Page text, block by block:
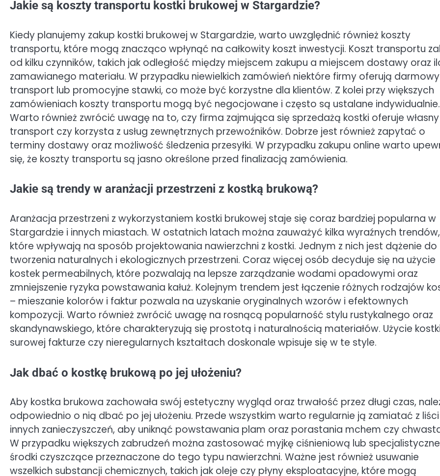
Jakie są koszty transportu kostki brukowej w Stargardzie?
Kiedy planujemy zakup kostki brukowej w Stargardzie, warto uwzględnić również koszty
transportu, które mogą znacząco wpłynąć na całkowity koszt inwestycji. Koszt transportu
od kilku czynników, takich jak odległość między miejscem zakupu a miejscem dostawy oraz
zamawianego materiału. W przypadku niewielkich zamówień niektóre firmy oferują darmowy
transport lub promocyjne stawki, co może być korzystne dla klientów. Z kolei przy większych
zamówieniach koszty transportu mogą być negocjowane i często są ustalane indywidualnie.
Warto również zwrócić uwagę na to, czy firma zajmująca się sprzedażą kostki oferuje własny
transport czy korzysta z usług zewnętrznych przewoźników. Dobrze jest również zapytać o
terminy dostawy oraz możliwość śledzenia przesyłki. W przypadku zakupu online warto
się, że koszty transportu są jasno określone przed finalizacją zamówienia.
Jakie są trendy w aranżacji przestrzeni z kostką brukową?
Aranżacja przestrzeni z wykorzystaniem kostki brukowej staje się coraz bardziej popularna w
Stargardzie i innych miastach. W ostatnich latach można zauważyć kilka wyraźnych trendów,
które wpływają na sposób projektowania nawierzchni z kostki. Jednym z nich jest dążenie do
tworzenia naturalnych i ekologicznych przestrzeni. Coraz więcej osób decyduje się na użycie
kostek permeabilnych, które pozwalają na lepsze zarządzanie wodami opadowymi oraz
zmniejszenie ryzyka powstawania kałuż. Kolejnym trendem jest łączenie różnych rodzajów
– mieszanie kolorów i faktur pozwala na uzyskanie oryginalnych wzorów i efektownych
kompozycji. Warto również zwrócić uwagę na rosnącą popularność stylu rustykalnego oraz
skandynawskiego, które charakteryzują się prostotą i naturalnością materiałów. Użycie
surowej fakturze czy nieregularnych kształtach doskonale wpisuje się w te style.
Jak dbać o kostkę brukową po jej ułożeniu?
Aby kostka brukowa zachowała swój estetyczny wygląd oraz trwałość przez długi czas,
odpowiednio o nią dbać po jej ułożeniu. Przede wszystkim warto regularnie ją zamiatać z
innych zanieczyszczeń, aby uniknąć powstawania plam oraz porastania mchem czy
W przypadku większych zabrudzeń można zastosować myjkę ciśnieniową lub specjalistyczne
środki czyszczące przeznaczone do tego typu nawierzchni. Ważne jest również usuwanie
wszelkich substancji chemicznych, takich jak oleje czy płyny eksploatacyjne, które mogą